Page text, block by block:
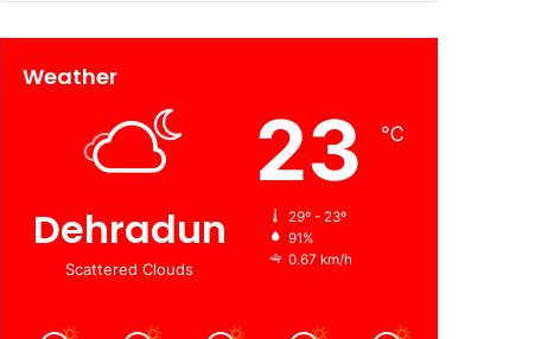
Weather
Dehradun
Scattered Clouds
23 ℃
29º - 23º
91%
0.67 km/h